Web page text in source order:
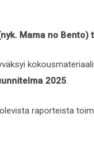
Mama no
2025.
raporteista